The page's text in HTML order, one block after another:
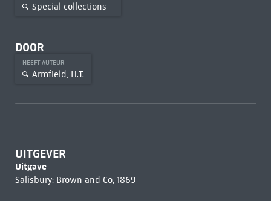
Special collections
DOOR
HEEFT AUTEUR
Armfield, H.T.
UITGEVER
Uitgave
Salisbury: Brown and Co, 1869